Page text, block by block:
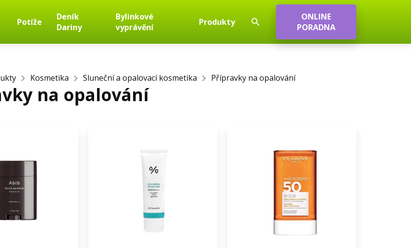
Potíže
Deník
Dariny
Bylinkové
vyprávění
Produkty
ONLINE
PORADNA
Kosmetika Sluneční a opalovací kosmetika Přípravky na opalování
na opalování